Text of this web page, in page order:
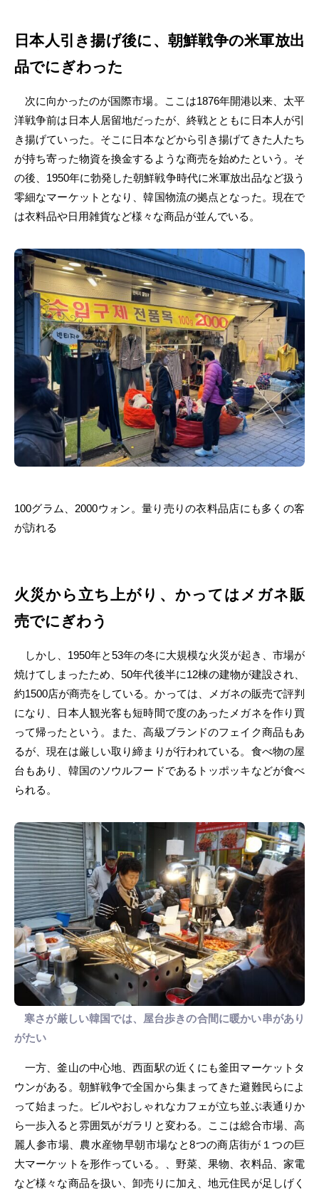
日本人引き揚げ後に、朝鮮戦争の米軍放出
品でにぎわった
次に向かったのが国際市場。ここは1876年開港以来、太平
洋戦争前は日本人居留地だったが、終戦とともに日本人が引
き揚げていった。そこに日本などから引き揚げてきた人たち
が持ち寄った物資を換金するような商売を始めたという。そ
の後、1950年に勃発した朝鮮戦争時代に米軍放出品など扱う
零細なマーケットとなり、韓国物流の拠点となった。現在で
は衣料品や日用雑貨など様々な商品が並んでいる。
100グラム、2000ウォン。量り売りの衣料品店にも多くの客
が訪れる
火災から立ち上がり、かってはメガネ販
売でにぎわう
しかし、1950年と53年の冬に大規模な火災が起き、市場が
焼けてしまったため、50年代後半に12棟の建物が建設され、
約1500店が商売をしている。かっては、メガネの販売で評判
になり、日本人観光客も短時間で度のあったメガネを作り買
って帰ったという。また、高級ブランドのフェイク商品もあ
るが、現在は厳しい取り締まりが行われている。食べ物の屋
台もあり、韓国のソウルフードであるトッポッキなどが食べ
られる。
寒さが厳しい韓国では、屋台歩きの合間に暖かい串があり
がたい
一方、釜山の中心地、西面駅の近くにも釜田マーケットタ
ウンがある。朝鮮戦争で全国から集まってきた避難民らによ
って始まった。ビルやおしゃれなカフェが立ち並ぶ表通りか
ら一歩入ると雰囲気がガラリと変わる。ここは総合市場、高
麗人参市場、農水産物早朝市場なと8つの商店街が１つの巨
大マーケットを形作っている。、野菜、果物、衣料品、家電
など様々な商品を扱い、卸売りに加え、地元住民が足しげく